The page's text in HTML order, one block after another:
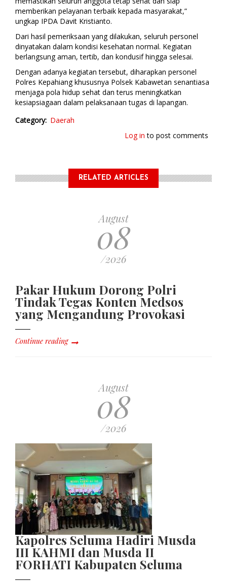
memberikan pelayanan terbaik kepada masyarakat,”
ungkap IPDA Davit Kristianto.
Dari hasil pemeriksaan yang dilakukan, seluruh personel
dinyatakan dalam kondisi kesehatan normal. Kegiatan
berlangsung aman, tertib, dan kondusif hingga selesai.
Dengan adanya kegiatan tersebut, diharapkan personel
Polres Kepahiang khususnya Polsek Kabawetan senantiasa
menjaga pola hidup sehat dan terus meningkatkan
kesiapsiagaan dalam pelaksanaan tugas di lapangan.
Category Daerah
Log in to post comments
RELATED ARTICLES
August
08
/2026
Pakar Hukum Dorong Polri
Tindak Tegas Konten Medsos
yang Mengandung Provokasi
Continue reading
August
08
/2026
Kapolres Seluma Hadiri Musda
III KAHMI dan Musda II
FORHATI Kabupaten Seluma